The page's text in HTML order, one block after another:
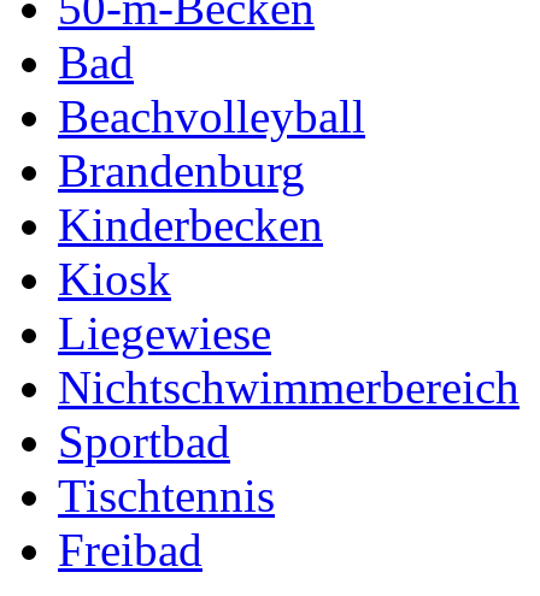
Bad
Beachvolleyball
Brandenburg
Kinderbecken
Kiosk
Liegewiese
Nichtschwimmerbereich
Sportbad
Tischtennis
Freibad